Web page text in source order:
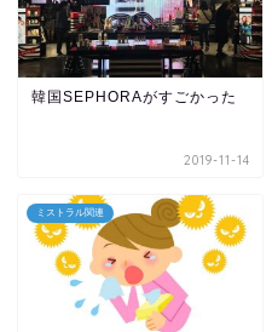
韓国SEPHORAがすごかった
2019-11-14
ミストラル関連